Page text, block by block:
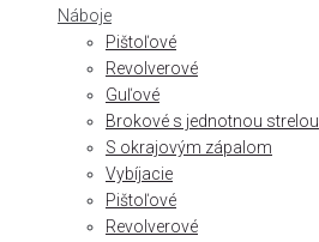
Náboje
Pištoľové
Revolverové
Guľové
Brokové s jednotnou strelou
S okrajovým zápalom
Vybíjacie
Pištoľové
Revolverové